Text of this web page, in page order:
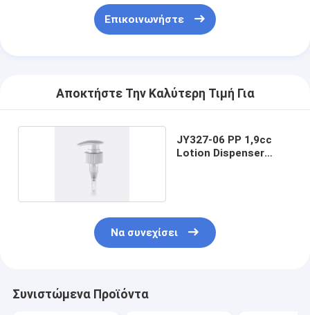
Επικοινωνήστε
Αποκτήστε Την Καλύτερη Τιμή Για
JY327-06 PP 1,9cc
Lotion Dispenser
Να συνεχίσει
Συνιστώμενα Προϊόντα